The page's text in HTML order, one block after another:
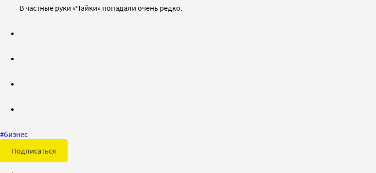
В частные руки «Чайки» попадали очень редко.
#бизнес
Подписаться